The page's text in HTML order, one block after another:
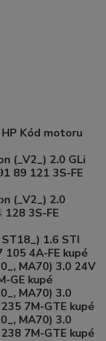
Kód motoru
(_V2_) 2.0 GLi
89 121 3S-FE
(_V2_) 2.0
3S-FE
ST18_) 1.6 STI
4A-FE kupé
MA70) 3.0 24V
GE kupé
MA70) 3.0
7M-GTE kupé
MA70) 3.0
7M-GTE kupé